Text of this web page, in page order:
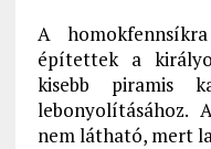
A
építettek a
kisebb piramis
lebonyolításához.
nem látható, mert